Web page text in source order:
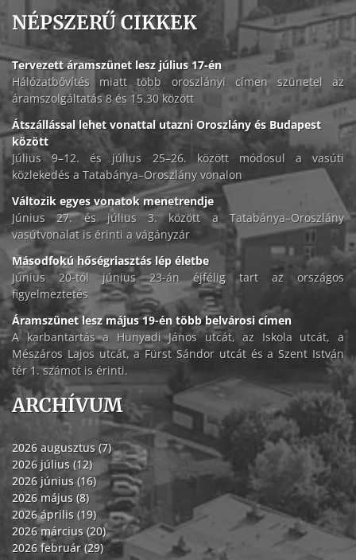
NÉPSZERŰ CIKKEK
Tervezett áramszünet lesz július 17-én
Hálózatbővítés miatt több oroszlányi címen szünetel az
áramszolgáltatás 8 és 15.30 között
Átszállással lehet vonattal utazni Oroszlány és Budapest
között
Július 9–12. és július 25–26. között módosul a vasúti
közlekedés a Tatabánya–Oroszlány vonalon
Változik egyes vonatok menetrendje
Június 27. és július 3. között a Tatabánya–Oroszlány
vasútvonalat is érinti a vágányzár
Másodfokú hőségriasztás lép életbe
Június 20-tól június 23-án éjfélig tart az országos
figyelmeztetés
Áramszünet lesz május 19-én több belvárosi címen
A karbantartás a Hunyadi János utcát, az Iskola utcát, a
Mészáros Lajos utcát, a Fürst Sándor utcát és a Szent István
tér 1. számot is érinti.
ARCHÍVUM
2026 augusztus (7)
2026 július (12)
2026 június (16)
2026 május (8)
2026 április (19)
2026 március (20)
2026 február (29)